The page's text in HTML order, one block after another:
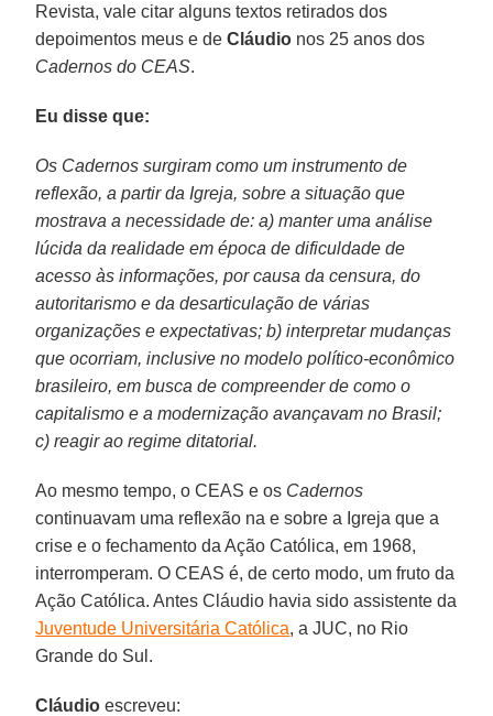
Revista, vale citar alguns textos retirados dos
depoimentos meus e deCláudio nos 25 anos dos
Cadernos do CEAS.
Eu disse que:
Os Cadernos surgiram como um instrumento de
reflexão, a partir da Igreja, sobre a situação que
mostrava a necessidade de: a) manter uma análise
lúcida da realidade em época de dificuldade de
acesso às informações, por causa da censura, do
autoritarismo e da desarticulação de várias
organizações e expectativas; b) interpretar mudanças
que ocorriam, inclusive no modelo político-econômico
brasileiro, em busca de compreender de como o
capitalismo e a modernização avançavam no Brasil;
c) reagir ao regime ditatorial.
Ao mesmo tempo, o CEAS e os Cadernos
continuavam uma reflexão na e sobre a Igreja que a
crise e o fechamento da Ação Católica, em 1968,
interromperam. O CEAS é, de certo modo, um fruto da
Ação Católica. Antes Cláudio havia sido assistente da
Juventude Universitária Católica, a JUC, no Rio
Grande do Sul.
Cláudio escreveu: